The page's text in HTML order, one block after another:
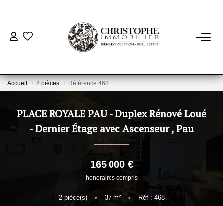
ACHETER
BIENS VENDUS
VENDRE
NOTRE AGENCE
Qui Sommes-Nous
Notre Équipe
Nous Rejoindre
Accueil 2 pièces Référence 468
PLACE ROYALE PAU - Duplex Rénové Loué
- Dernier Étage avec Ascenseur,Pau
165 000 €
honoraires compris
2pièce(s) • 37m² • Réf : 468